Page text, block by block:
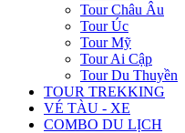
Tour Châu Âu
Tour Úc
Tour Mỹ
Tour Ai Cập
Tour Du Thuyền
TOUR TREKKING
VÉ TÀU - XE
COMBO DU LỊCH